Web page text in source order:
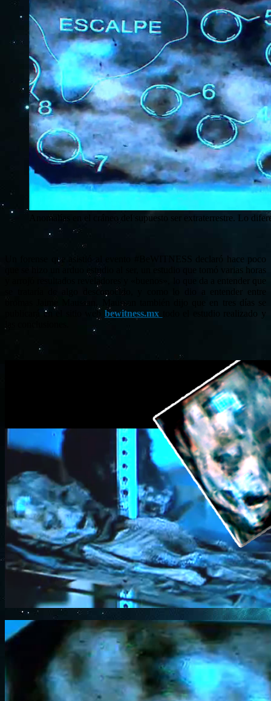
Anomalías en el cráneo del supuesto ser extraterrestre. Lo
Un forense que asistió al evento #BeWITNESS declaró hace poco
que se hizo un arduo estudio al ser, un estudio que tomó varias horas
se trataría de algo desconocido, y como lo dio a entender entre
bromas Jaime Maussan. Maussan también dijo que en tres días se
publicará en el sitio web bewitness.mx
todo el estudio realizado y